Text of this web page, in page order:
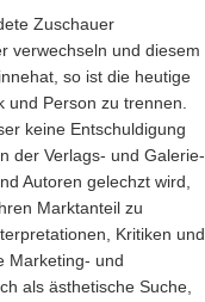
Zuschauer
verwechseln und diesem
so ist die heutige
Person zu trennen.
keine Entschuldigung
der Verlags- und Galerie-
Autoren gelechzt wird,
Marktanteil zu
Kritiken und
Marketing- und
als ästhetische Suche,